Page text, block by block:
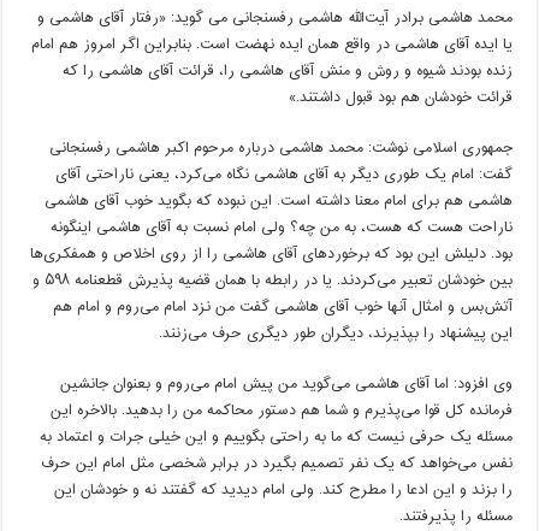
محمد هاشمی برادر آیت‌الله هاشمی رفسنجانی می گوید: «رفتار آقای هاشمی و
یا ایده آقای هاشمی در واقع همان ایده نهضت است. بنابراین اگر امروز هم امام
زنده بودند شیوه و روش و منش آقای هاشمی را، قرائت آقای هاشمی را که
قرائت خودشان هم بود قبول داشتند.»
جمهوری اسلامی نوشت: محمد هاشمی درباره مرحوم اکبر هاشمی رفسنجانی
گفت: امام یک طوری دیگر به آقای هاشمی نگاه می‌کرد، یعنی ناراحتی آقای
هاشمی هم برای امام معنا داشته است. این نبوده که بگوید خوب آقای هاشمی
ناراحت هست که هست، به من چه؟ ولی امام نسبت به آقای هاشمی اینگونه
بود. دلیلش این بود که برخوردهای آقای هاشمی را از روی اخلاص و همفکری‌ها
بین خودشان تعبیر می‌کردند. یا در رابطه با همان قضیه پذیرش قطعنامه ۵۹۸ و
آتش‌بس و امثال آنها خوب آقای هاشمی گفت من نزد امام می‌روم و امام هم
این پیشنهاد را بپذیرند، دیگران طور دیگری حرف می‌زنند.
وی افزود: اما آقای هاشمی می‌گوید من پیش امام می‌روم و بعنوان جانشین
فرمانده کل قوا می‌پذیرم و شما هم دستور محاکمه من را بدهید. بالاخره این
مسئله یک حرفی نیست که ما به راحتی بگوییم و این خیلی جرات و اعتماد به
نفس می‌خواهد که یک نفر تصمیم بگیرد در برابر شخصی مثل امام این حرف
را بزند و این ادعا را مطرح کند. ولی امام دیدید که گفتند نه و خودشان این
مسئله را پذیرفتند.